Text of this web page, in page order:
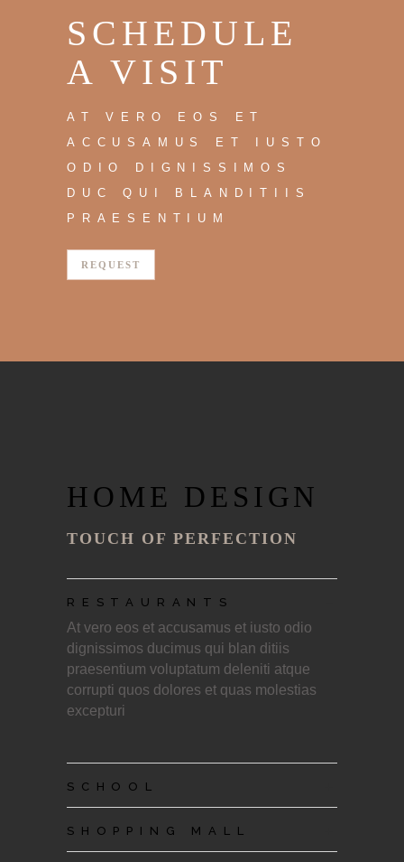
SCHEDULE
A VISIT
AT VERO EOS ET
ACCUSAMUS ET IUSTO
ODIO DIGNISSIMOS
DUC QUI BLANDITIIS
PRAESENTIUM
REQUEST
HOME DESIGN
TOUCH OF PERFECTION
RESTAURANTS
At vero eos et accusamus et iusto odio
dignissimos ducimus qui blan ditiis
praesentium voluptatum deleniti atque
corrupti quos dolores et quas molestias
excepturi
SCHOOL
SHOPPING MALL